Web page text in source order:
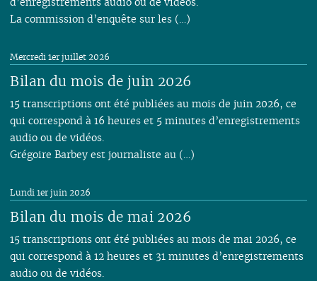
La commission d’enquête sur les (…)
Bilan du mois de juin 2026
Mercredi 1er juillet 2026
15 transcriptions ont été publiées au mois de juin 2026, ce
qui correspond à 16 heures et 5 minutes d’enregistrements
audio ou de vidéos.
Grégoire Barbey est journaliste au (…)
Bilan du mois de mai 2026
Lundi 1er juin 2026
15 transcriptions ont été publiées au mois de mai 2026, ce
qui correspond à 12 heures et 31 minutes d’enregistrements
audio ou de vidéos.